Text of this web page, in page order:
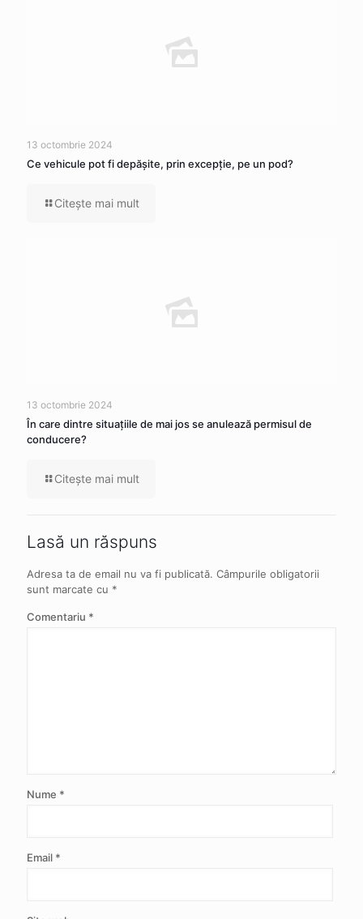
13 octombrie 2024
Ce vehicule pot fi depăşite, prin excepţie, pe un pod?
Citeşte mai mult
13 octombrie 2024
În care dintre situaţiile de mai jos se anulează permisul de
conducere?
Citeşte mai mult
Lasă un răspuns
Adresa ta de email nu va fi publicată. Câmpurile obligatorii
sunt marcate cu *
Comentariu *
Nume *
Email *